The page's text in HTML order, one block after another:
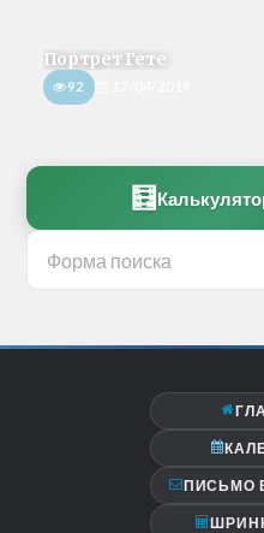
Портрет Гете
92
🧮
ПИСЬМО